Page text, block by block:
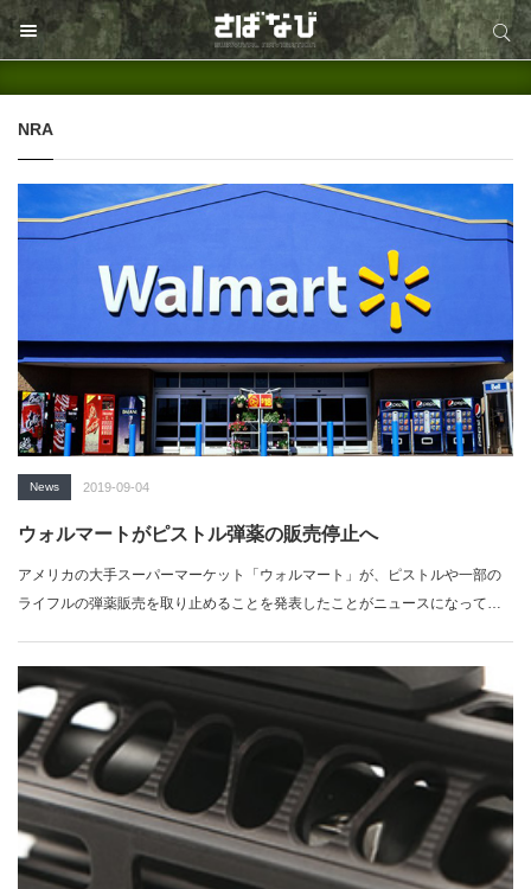
サイト内検索
NRA
News 2019-09-04
ウォルマートがピストル弾薬の販売停止へ
アメリカの大手スーパーマーケット「ウォルマート」が、ピストルや一部の
ライフルの弾薬販売を取り止めることを発表したことがニュースになってい
サイト内検索